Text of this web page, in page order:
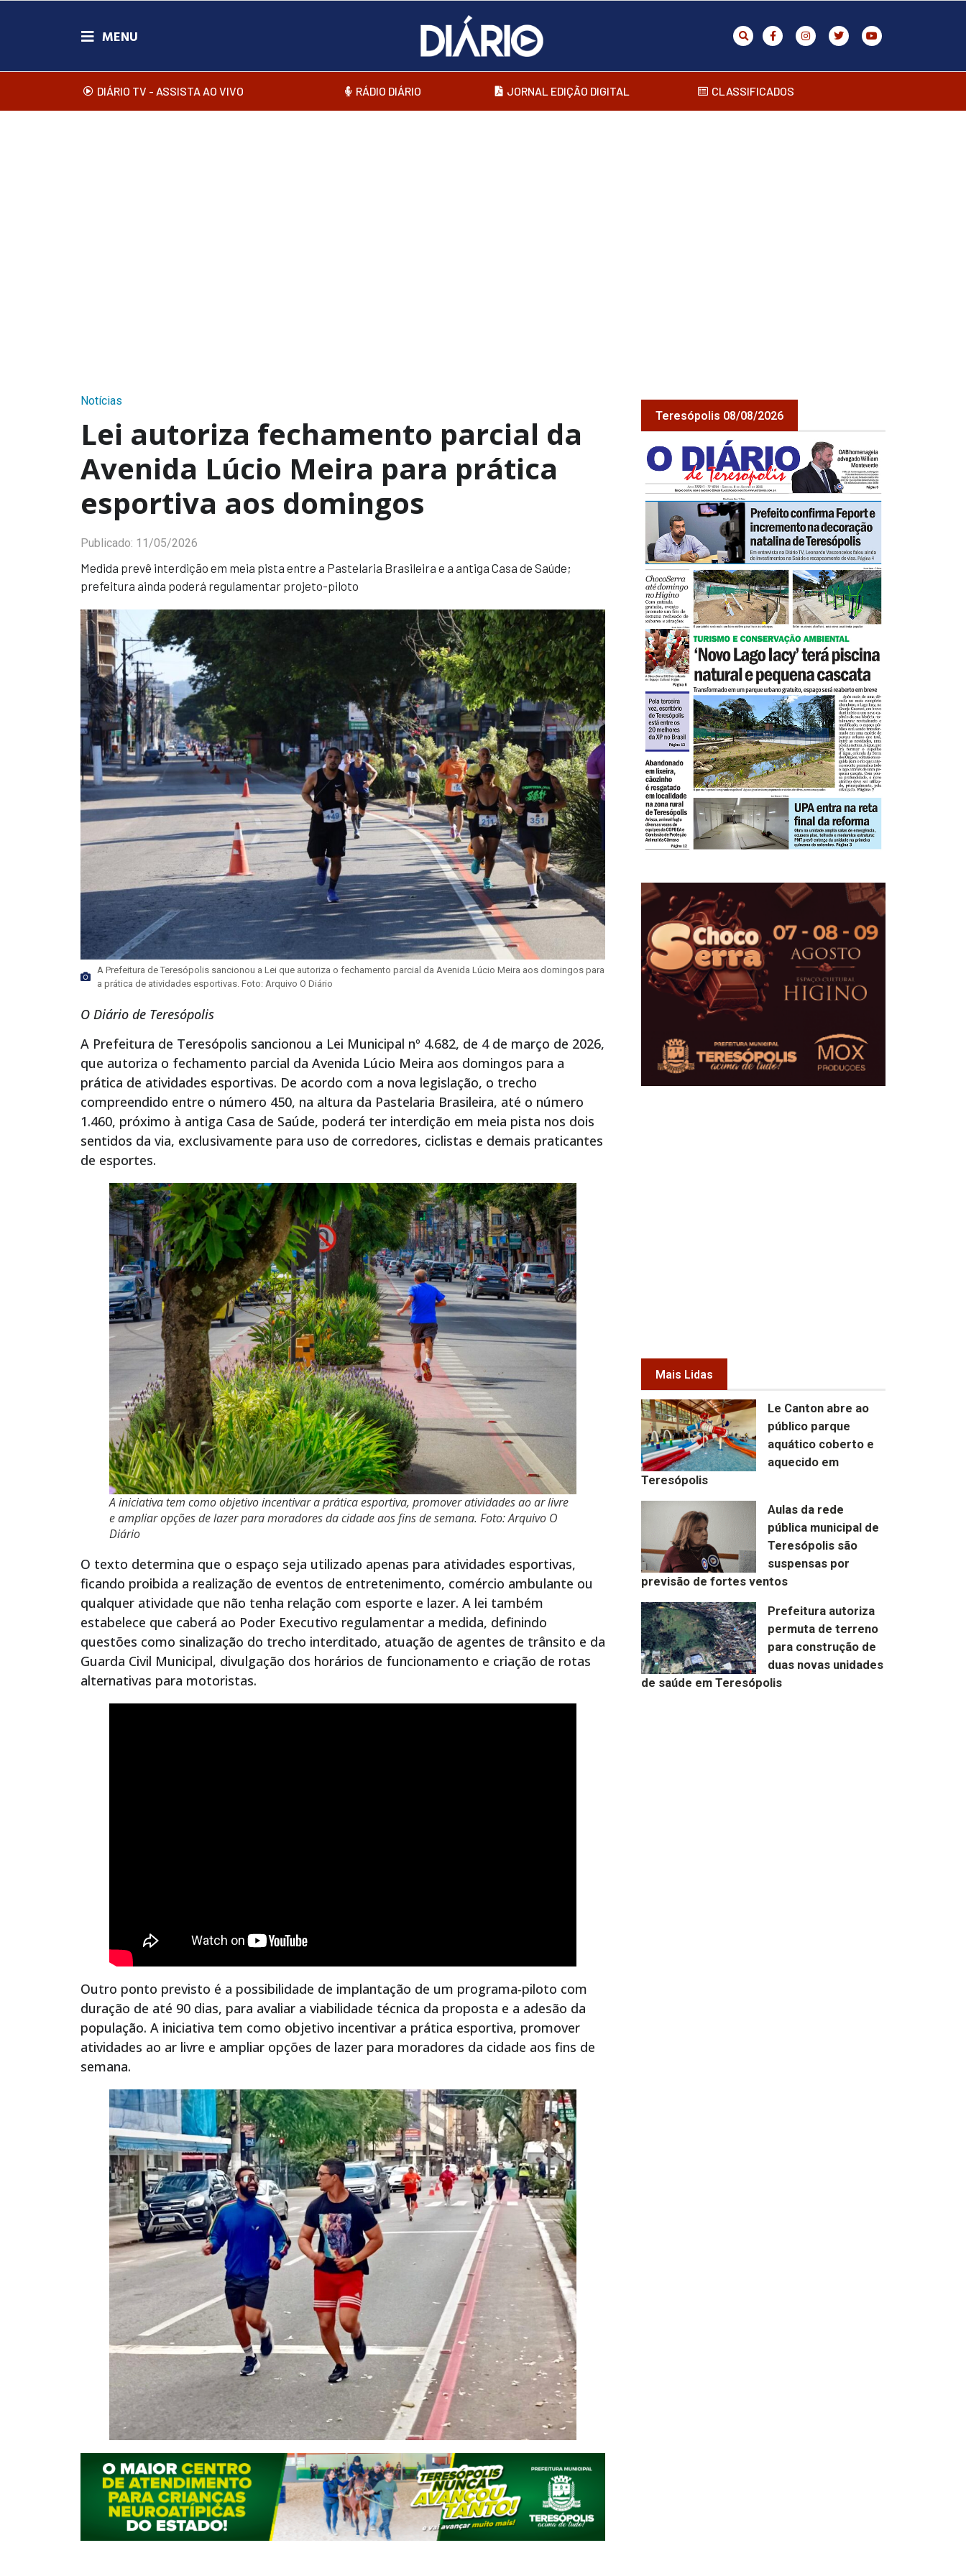
DIÁRIO TV - ASSISTA AO VIVO RÁDIO DIÁRIO JORNAL EDIÇÃO DIGITAL CLASSIFICADOS
Notícias
Lei autoriza fechamento parcial da
Avenida Lúcio Meira para prática
esportiva aos domingos
Publicado: 11/05/2026
Medida prevê interdição em meia pista entre a Pastelaria Brasileira e a antiga Casa de Saúde;
prefeitura ainda poderá regulamentar projeto-piloto
A Prefeitura de Teresópolis sancionou a Lei que autoriza o fechamento parcial da Avenida Lúcio Meira aos domingos para
a prática de atividades esportivas. Foto: Arquivo O Diário
O Diário de Teresópolis
A Prefeitura de Teresópolis sancionou a Lei Municipal nº 4.682, de 4 de março de 2026,
que autoriza o fechamento parcial da Avenida Lúcio Meira aos domingos para a
prática de atividades esportivas. De acordo com a nova legislação, o trecho
compreendido entre o número 450, na altura da Pastelaria Brasileira, até o número
1.460, próximo à antiga Casa de Saúde, poderá ter interdição em meia pista nos dois
sentidos da via, exclusivamente para uso de corredores, ciclistas e demais praticantes
de esportes.
A iniciativa tem como objetivo incentivar a prática esportiva, promover atividades ao ar livre
e ampliar opções de lazer para moradores da cidade aos fins de semana. Foto: Arquivo O
Diário
O texto determina que o espaço seja utilizado apenas para atividades esportivas,
ficando proibida a realização de eventos de entretenimento, comércio ambulante ou
qualquer atividade que não tenha relação com esporte e lazer. A lei também
estabelece que caberá ao Poder Executivo regulamentar a medida, definindo
questões como sinalização do trecho interditado, atuação de agentes de trânsito e da
Guarda Civil Municipal, divulgação dos horários de funcionamento e criação de rotas
alternativas para motoristas.
Outro ponto previsto é a possibilidade de implantação de um programa-piloto com
duração de até 90 dias, para avaliar a viabilidade técnica da proposta e a adesão da
população. A iniciativa tem como objetivo incentivar a prática esportiva, promover
atividades ao ar livre e ampliar opções de lazer para moradores da cidade aos fins de
semana.
Teresópolis 08/08/2026
Mais Lidas
Le Canton abre ao
público parque
aquático coberto e
aquecido em
Teresópolis
Aulas da rede
pública municipal de
Teresópolis são
suspensas por
previsão de fortes ventos
Prefeitura autoriza
permuta de terreno
para construção de
duas novas unidades
de saúde em Teresópolis